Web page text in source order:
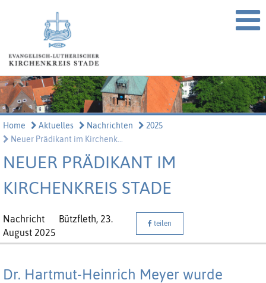
Home Aktuelles Nachrichten
2025
Neuer Prädikant im Kirchenk...
NEUER PRÄDIKANT IM
KIRCHENKREIS STADE
Nachricht Bützfleth, 23.
August 2025
teilen
Dr. Hartmut-Heinrich Meyer wurde